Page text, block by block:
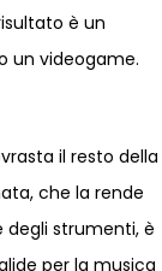
è un
un videogame.
il resto della
che la rende
degli strumenti, è
per la musica